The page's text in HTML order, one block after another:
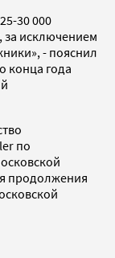
30 000
за исключением
- пояснил
конца года
по
продолжения